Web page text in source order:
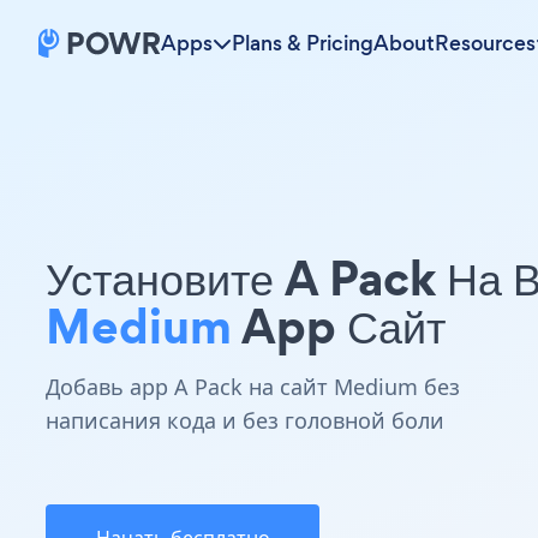
Apps Plans & PricingAboutResources
Установите A Pack На
MediumApp Сайт
Добавь app A Pack на сайт Medium без
написания кода и без головной боли